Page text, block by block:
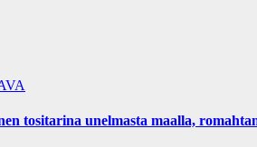
tositarina unelmasta maalla,